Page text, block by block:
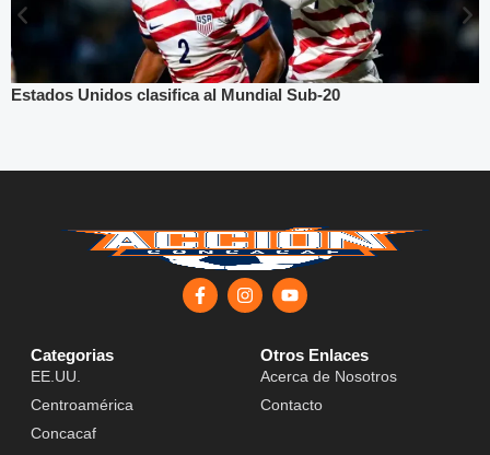
Estados Unidos clasifica al Mundial Sub-20
Categorias
EE.UU.
Centroamérica
Concacaf
Otros Enlaces
Acerca de Nosotros
Contacto